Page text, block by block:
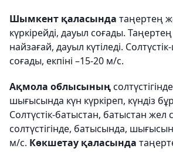
Шымкент қаласында таңертең
күркірейді, дауыл соғады.
найзағай, дауыл күтіледі.
соғады, екпіні –15-20 м/с.
Ақмола облысының
шығысында күн күркіреп, күндіз
Солтүстік-батыстан, батыстан
солтүстігінде, батысында,
м/с. Көкшетау қаласында